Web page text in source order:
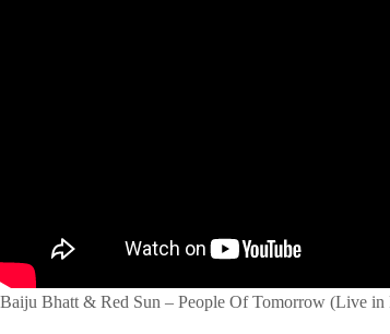
Baiju Bhatt & Red Sun – People Of Tomorrow (Live